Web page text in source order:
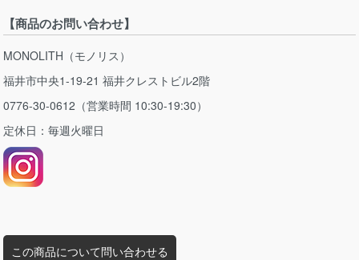
【商品のお問い合わせ】
MONOLITH（モノリス）
福井市中央1-19-21 福井クレストビル2階
0776-30-0612（営業時間 10:30-19:30）
定休日：毎週火曜日
この商品について問い合わせる